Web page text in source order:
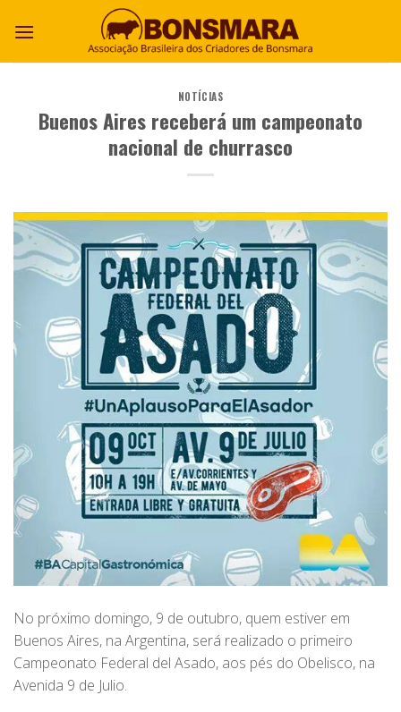
NOTÍCIAS
Buenos Aires receberá um campeonato
nacional de churrasco
No próximo domingo, 9 de outubro, quem estiver em
Buenos Aires, na Argentina, será realizado o primeiro
Campeonato Federal del Asado, aos pés do Obelisco, na
Avenida 9 de Julio.